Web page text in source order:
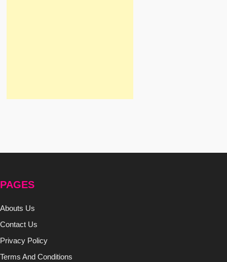
PAGES
Abouts Us
Contact Us
Privacy Policy
Terms And Conditions